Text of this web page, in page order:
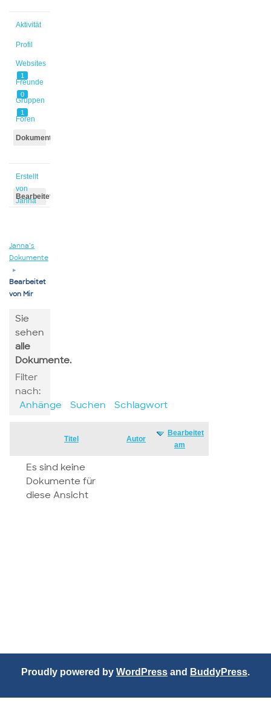
Aktivität
Profil
Websites
1
Freunde
0
Gruppen
1
Foren
Dokumente
Erstellt
von
Janna
Bearbeitet
Janna’s
Dokumente
▸
Bearbeitet
von Mir
Sie
sehen
alle
Dokumente.
Filter
nach:
Anhänge
Suchen Schlagwort
Titel Autor
Bearbeitet
am
Es sind keine
Dokumente für
diese Ansicht
Proudly powered by WordPress and BuddyPress.